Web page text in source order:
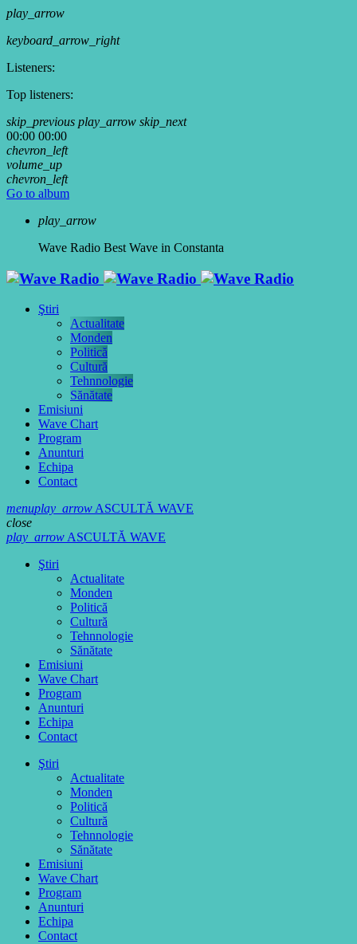
play_arrow
keyboard_arrow_right
Listeners:
Top listeners:
skip_previous play_arrow skip_next
00:00 00:00
chevron_left
volume_up
chevron_left
Go to album
play_arrow
Wave Radio Best Wave in Constanta
Ştiri
Actualitate
Monden
Politică
Cultură
Tehnnologie
Sănătate
Emisiuni
Wave Chart
Program
Anunturi
Echipa
Contact
menuplay_arrowASCULTĂ WAVE
close
play_arrowASCULTĂ WAVE
Ştiri
Actualitate
Monden
Politică
Cultură
Tehnnologie
Sănătate
Emisiuni
Wave Chart
Program
Anunturi
Echipa
Contact
Ştiri
Actualitate
Monden
Politică
Cultură
Tehnnologie
Sănătate
Emisiuni
Wave Chart
Program
Anunturi
Echipa
Contact